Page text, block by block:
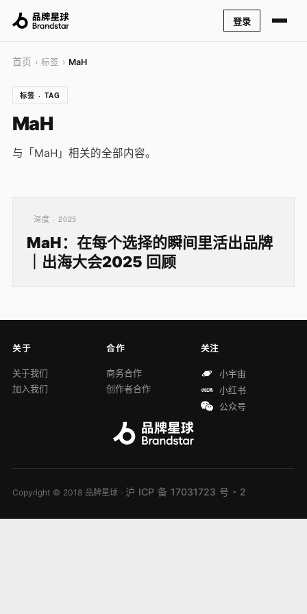
登录
首页 › 标签 › MaH
标签 · TAG
MaH
与「MaH」相关的全部内容。
深度 · 2025
MaH：在每个选择的瞬间里活出品牌
｜出海大会2025 回顾
关于
关于我们
加入我们
合作
商务合作
创作者合作
关注
小宇宙
小红书
公众号
Copyright © 2018 品牌星球 · 沪 ICP 备 17031723 号 - 2